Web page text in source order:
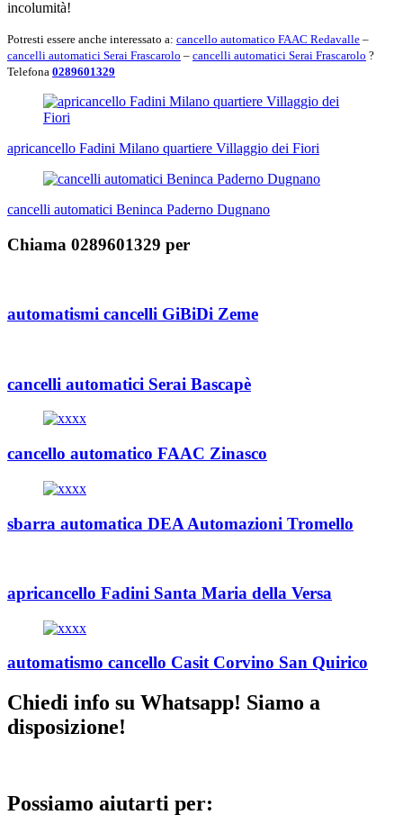
incolumità!
Potresti essere anche interessato a: cancello automatico FAAC Redavalle –
cancelli automatici Serai Frascarolo – cancelli automatici Serai Frascarolo ?
Telefona 0289601329
Navigazione
articoli
apricancello Fadini Milano quartiere Villaggio dei Fiori
cancelli automatici Beninca Paderno Dugnano
Chiama 0289601329 per
automatismi cancelli GiBiDi Zeme
cancelli automatici Serai Bascapè
cancello automatico FAAC Zinasco
sbarra automatica DEA Automazioni Tromello
apricancello Fadini Santa Maria della Versa
automatismo cancello Casit Corvino San Quirico
Chiedi info su Whatsapp! Siamo a
disposizione!
Possiamo aiutarti per: